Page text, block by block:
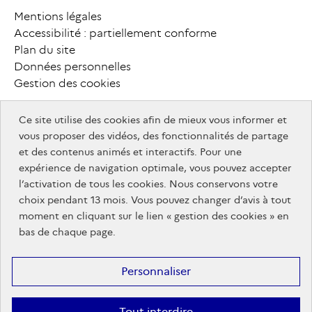
Pied
de
page
Mentions légales
Accessibilité : partiellement conforme
Plan du site
Données personnelles
Gestion des cookies
Footer
autres
sites
info.gouv.fr
service-public.gouv.fr
info.gouv.fr
legifrance.gouv.fr
service-
public.gouv.fr
info.gouv.fr
data.gouv.fr legifrance.gouv.fr
service-
public.gouv.fr
Ce site utilise des cookies afin de mieux vous informer et
vous proposer des vidéos, des fonctionnalités de partage
et des contenus animés et interactifs. Pour une
expérience de navigation optimale, vous pouvez accepter
l’activation de tous les cookies. Nous conservons votre
choix pendant 13 mois. Vous pouvez changer d’avis à tout
moment en cliquant sur le lien « gestion des cookies » en
bas de chaque page.
Personnaliser